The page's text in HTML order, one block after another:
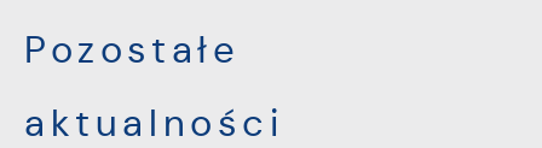
Pozostałe
aktualności